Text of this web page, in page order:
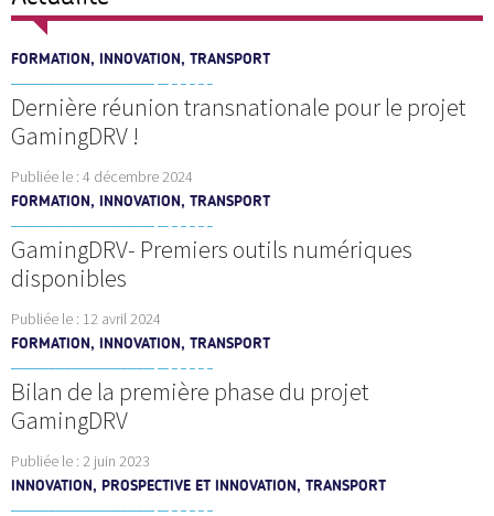
FORMATION, INNOVATION, TRANSPORT
Dernière réunion transnationale pour le projet
GamingDRV !
Publiée le : 4 décembre 2024
FORMATION, INNOVATION, TRANSPORT
GamingDRV- Premiers outils numériques
disponibles
Publiée le : 12 avril 2024
FORMATION, INNOVATION, TRANSPORT
Bilan de la première phase du projet
GamingDRV
Publiée le : 2 juin 2023
INNOVATION, PROSPECTIVE ET INNOVATION, TRANSPORT